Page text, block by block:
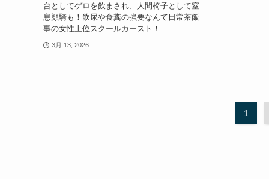
台としてゲロを飲まされ、人間椅子として窒
息顔騎も！飲尿や食糞の強要なんて日常茶飯
事の女性上位スクールカースト！
3月 13, 2026
1